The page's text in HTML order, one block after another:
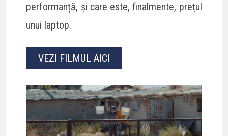
performanță, și care este, finalmente, prețul
unui laptop.
VEZI FILMUL AICI